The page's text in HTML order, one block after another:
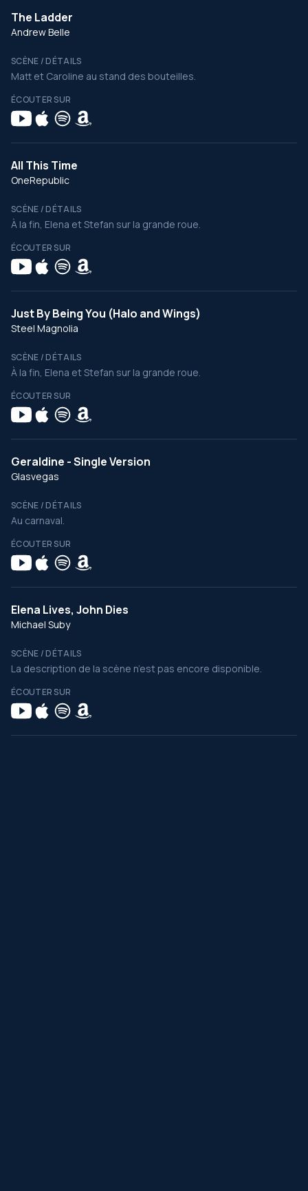
The Ladder
Andrew Belle
SCÈNE / DÉTAILS
Matt et Caroline au stand des bouteilles.
ÉCOUTER SUR
All This Time
OneRepublic
SCÈNE / DÉTAILS
À la fin, Elena et Stefan sur la grande roue.
ÉCOUTER SUR
Just By Being You (Halo and Wings)
Steel Magnolia
SCÈNE / DÉTAILS
À la fin, Elena et Stefan sur la grande roue.
ÉCOUTER SUR
Geraldine - Single Version
Glasvegas
SCÈNE / DÉTAILS
Au carnaval.
ÉCOUTER SUR
Elena Lives, John Dies
Michael Suby
SCÈNE / DÉTAILS
La description de la scène n’est pas encore disponible.
ÉCOUTER SUR